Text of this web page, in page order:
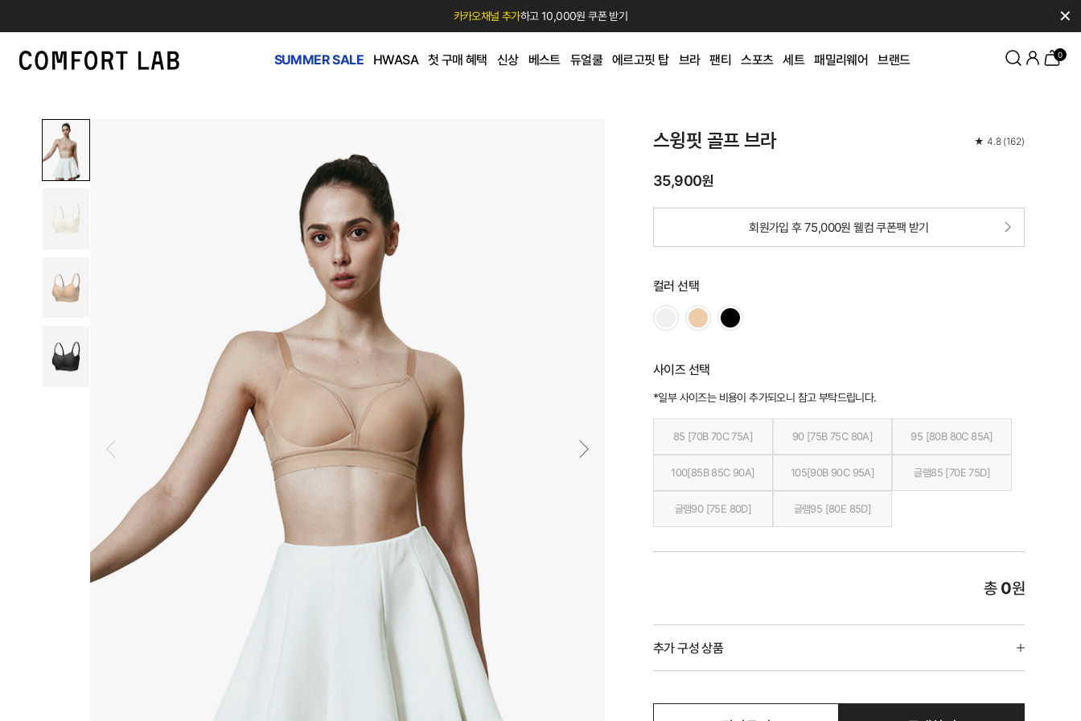
카카오채널 추가하고 10,000원 쿠폰 받기 ✕
SUMMER SALE HWASA 첫 구매 혜택 신상 베스트 듀얼쿨 에르고핏 탑 브라 팬티 스포츠 세트 패밀리웨어 브랜드 0
스윙핏 골프 브라 ★ 4.8 (162)
35,900원
회원가입 후 75,000원 웰컴 쿠폰팩 받기
컬러 선택
사이즈 선택
*일부 사이즈는 비용이 추가되오니 참고 부탁드립니다.
85 [70B 70C 75A] 90 [75B 75C 80A] 95 [80B 80C 85A]
100[85B 85C 90A] 105[90B 90C 95A] 글램85 [70E 75D]
글램90 [75E 80D] 글램95 [80E 85D]
총 0원
추가 구성 상품